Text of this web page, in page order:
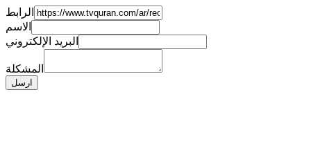
الرابط
الاسم
البريد الإلكتروني
المشكلة
ارسل